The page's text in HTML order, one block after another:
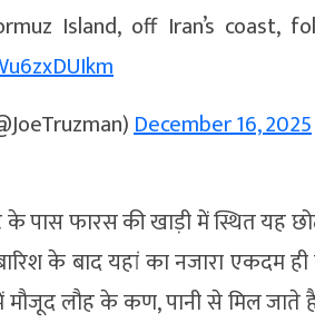
Island, off Iran’s coast,
December 16, 2025
के पास फारस की खाड़ी में स्थित यह
के बाद यहां का नजारा एकदम
मौजूद लौह के कण, पानी से मिल जाते